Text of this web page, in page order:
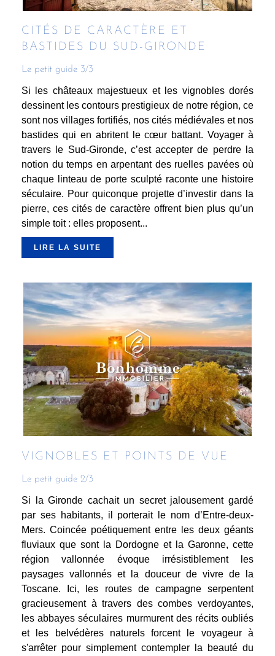
CITÉS DE CARACTÈRE ET
BASTIDES DU SUD-GIRONDE
Le petit guide 3/3
Si les châteaux majestueux et les vignobles dorés
dessinent les contours prestigieux de notre région, ce
sont nos villages fortifiés, nos cités médiévales et nos
bastides qui en abritent le cœur battant. Voyager à
travers le Sud-Gironde, c’est accepter de perdre la
notion du temps en arpentant des ruelles pavées où
chaque linteau de porte sculpté raconte une histoire
séculaire. Pour quiconque projette d’investir dans la
pierre, ces cités de caractère offrent bien plus qu’un
simple toit : elles proposent...
LIRE LA SUITE
VIGNOBLES ET POINTS DE VUE
Le petit guide 2/3
Si la Gironde cachait un secret jalousement gardé
par ses habitants, il porterait le nom d’Entre-deux-
Mers. Coincée poétiquement entre les deux géants
fluviaux que sont la Dordogne et la Garonne, cette
région vallonnée évoque irrésistiblement les
paysages vallonnés et la douceur de vivre de la
Toscane. Ici, les routes de campagne serpentent
gracieusement à travers des combes verdoyantes,
les abbayes séculaires murmurent des récits oubliés
et les belvédères naturels forcent le voyageur à
s'arrêter pour simplement contempler la beauté du